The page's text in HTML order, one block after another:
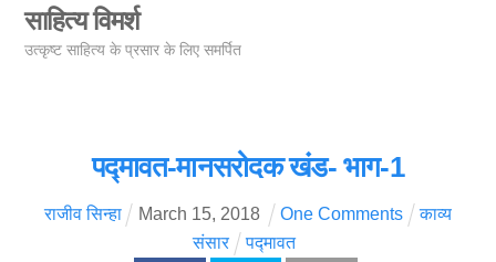
Skipसाहित्य विमर्श
उत्कृष्ट साहित्य के प्रसार के लिए समर्पित
पद्मावत-मानसरोदक खंड- भाग-1
राजीव सिन्हा March 15, 2018 One Comments
काव्य
संसार
पद्मावत